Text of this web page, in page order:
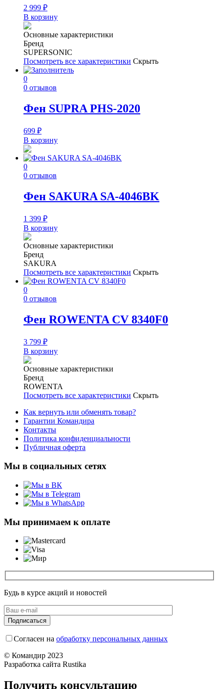
2 999 ₽
В корзину
Основные характеристики
Бренд
SUPERSONIC
Посмотреть все характеристики Скрыть
0
0 отзывов
Фен SUPRA PHS-2020
699 ₽
В корзину
0
0 отзывов
Фен SAKURA SA-4046BK
1 399 ₽
В корзину
Основные характеристики
Бренд
SAKURA
Посмотреть все характеристики Скрыть
0
0 отзывов
Фен ROWENTA CV 8340F0
3 799 ₽
В корзину
Основные характеристики
Бренд
ROWENTA
Посмотреть все характеристики Скрыть
Как вернуть или обменять товар?
Гарантии Командира
Контакты
Политика конфиденциальности
Публичная оферта
Мы в социальных сетях
Мы принимаем к оплате
Будь в курсе акций и новостей
Согласен на обработку персональных данных
© Командир 2023
Разработка сайта Rustika
Получить консультацию